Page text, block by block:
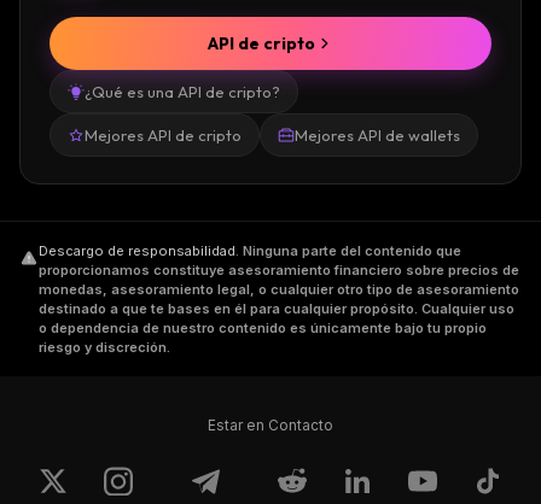
¿Qué es una API de cripto?
Mejores API de cripto Mejores API de wallets
API de cripto
Descargo de responsabilidad. Ninguna parte del contenido que
proporcionamos constituye asesoramiento financiero sobre precios de
monedas, asesoramiento legal, o cualquier otro tipo de asesoramiento
destinado a que te bases en él para cualquier propósito. Cualquier uso
o dependencia de nuestro contenido es únicamente bajo tu propio
riesgo y discreción.
Estar en Contacto